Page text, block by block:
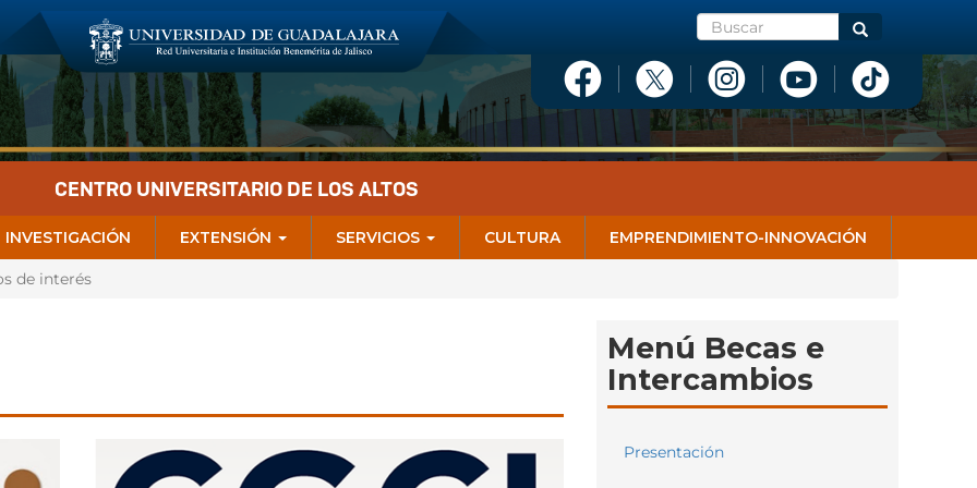
Buscar Buscar
CENTRO UNIVERSITARIO DE LOS ALTOS
INVESTIGACIÓN EXTENSIÓN SERVICIOS CULTURA EMPRENDIMIENTO-INNOVACIÓN
de interés
Menú Becas e
Intercambios
Presentación